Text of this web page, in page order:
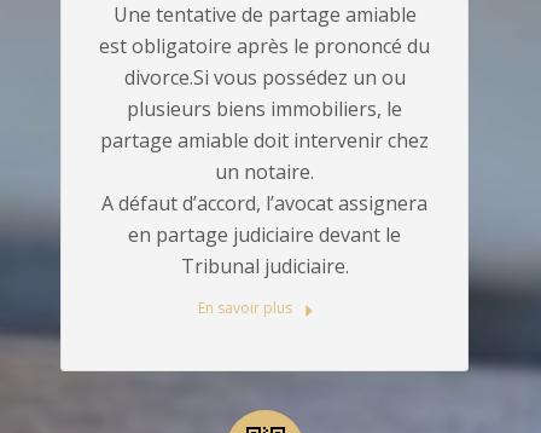
Une tentative de partage amiable
est obligatoire après le prononcé du
divorce.Si vous possédez un ou
plusieurs biens immobiliers, le
partage amiable doit intervenir chez
un notaire.
A défaut d’accord, l’avocat assignera
en partage judiciaire devant le
Tribunal judiciaire.
En savoir plus